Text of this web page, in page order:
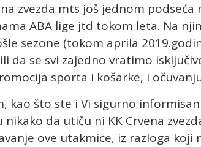
zvezda mts još jednom
ABA lige jtd tokom leta. Na
sezone (tokom aprila
da se svi zajedno vratimo
sporta i košarke, i
kao što ste i Vi sigurno
nikako da utiču ni KK Crvena
ove utakmice, iz razloga koji